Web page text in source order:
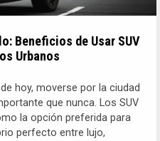
Beneficios de Usar SUV
Urbanos
hoy, moverse por la ciudad
que nunca. Los SUV
la opción preferida para
perfecto entre lujo,